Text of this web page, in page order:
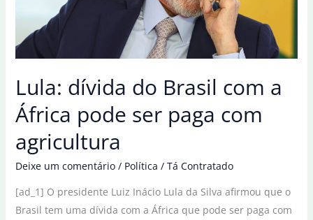
tecnologia
em
Lula: dívida do Brasil com a
África pode ser paga com
agricultura
Deixe um comentário / Política / Tá Contratado
[ad_1] O presidente Luiz Inácio Lula da Silva afirmou que o
Brasil tem uma dívida com a África que pode ser paga com